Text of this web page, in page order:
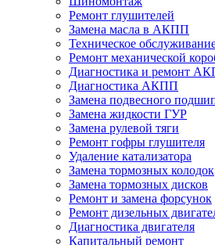
Ремонт глушителей
Замена масла в АКПП
Техническое
Ремонт механической
Диагностика и ремонт
Диагностика АКПП
Замена подвесного
Замена жидкости ГУР
Замена рулевой тяги
Ремонт гофры глушителя
Удаление катализатора
Замена тормозных колодок
Замена тормозных дисков
Ремонт и замена форсунок
Ремонт дизельных
Диагностика двигателя
Капитальный ремонт